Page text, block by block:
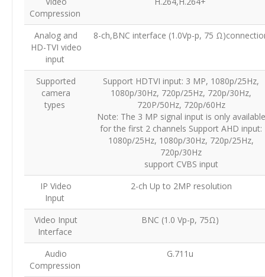
Compression
Analog and
HD-TVI video
input
8-ch,BNC interface (1.0Vp-p, 75
Supported
camera
types
Support HDTVI input: 3 MP, 1080p/25Hz,
1080p/30Hz, 720p/25Hz, 720p/30Hz,
720P/50Hz, 720p/60Hz
Note: The 3 MP signal input is only available
for the first 2 channels Support AHD input:
1080p/25Hz, 1080p/30Hz, 720p/25Hz,
720p/30Hz
support CVBS input
IP Video
Input
2-ch Up to 2MP resolution
Video Input
Interface
BNC (1.0 Vp-p, 75Ω)
Audio
Compression
G.711u